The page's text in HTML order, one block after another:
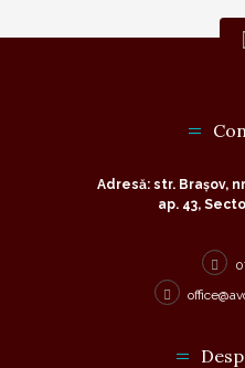
Adresă: str. Brașov,
ap. 43,